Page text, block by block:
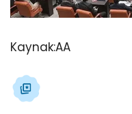
Kaynak:AA